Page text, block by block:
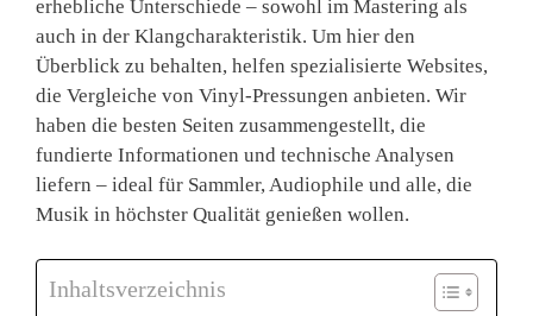
erhebliche Unterschiede – sowohl im Mastering als
auch in der Klangcharakteristik. Um hier den
Überblick zu behalten, helfen spezialisierte Websites,
die Vergleiche von Vinyl-Pressungen anbieten. Wir
haben die besten Seiten zusammengestellt, die
fundierte Informationen und technische Analysen
liefern – ideal für Sammler, Audiophile und alle, die
Musik in höchster Qualität genießen wollen.
Inhaltsverzeichnis